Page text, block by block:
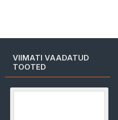
VIIMATI VAADATUD
TOOTED